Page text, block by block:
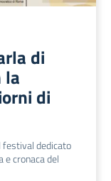
di
la
di
festival dedicato
e cronaca del